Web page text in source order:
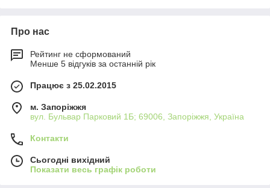
Про нас
Рейтинг не сформований
Менше 5 відгуків за останній рік
Працює з 25.02.2015
м. Запоріжжя
вул. Бульвар Парковий 1Б; 69006, Запоріжжя, Україна
Контакти
Сьогодні вихідний
Показати весь графік роботи